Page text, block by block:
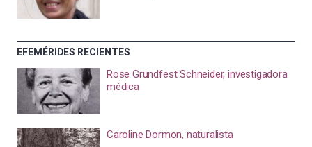
EFEMÉRIDES RECIENTES
Rose Grundfest Schneider, investigadora
médica
Caroline Dormon, naturalista